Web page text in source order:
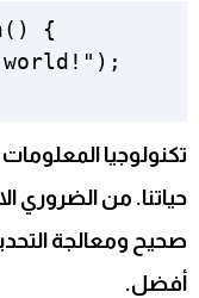
{
تكنولوجيا
حياتنا. من الضروري
صحيح ومعالجة
أفضل.